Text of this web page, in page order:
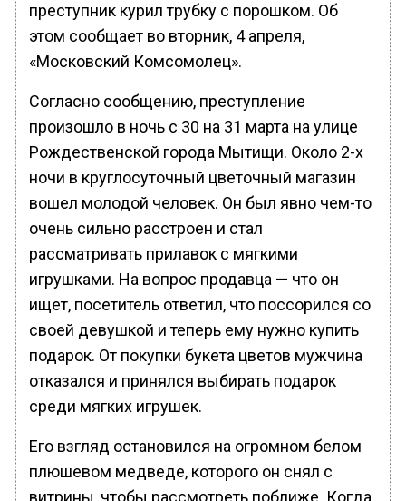
преступник курил трубку с порошком. Об
этом сообщает во вторник, 4 апреля,
«Московский Комсомолец».
Согласно сообщению, преступление
произошло в ночь с 30 на 31 марта на улице
Рождественской города Мытищи. Около 2-х
ночи в круглосуточный цветочный магазин
вошел молодой человек. Он был явно чем-то
очень сильно расстроен и стал
рассматривать прилавок с мягкими
игрушками. На вопрос продавца — что он
ищет, посетитель ответил, что поссорился со
своей девушкой и теперь ему нужно купить
подарок. От покупки букета цветов мужчина
отказался и принялся выбирать подарок
среди мягких игрушек.
Его взгляд остановился на огромном белом
плюшевом медведе, которого он снял с
витрины, чтобы рассмотреть поближе. Когда